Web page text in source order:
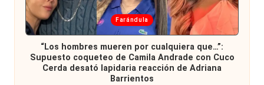
Publicada
en
Farándula
“Los hombres mueren por cualquiera que…”:
Supuesto coqueteo de Camila Andrade con Cuco
Cerda desató lapidaria reacción de Adriana
Barrientos